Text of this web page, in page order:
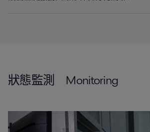
狀態監測 Monitoring